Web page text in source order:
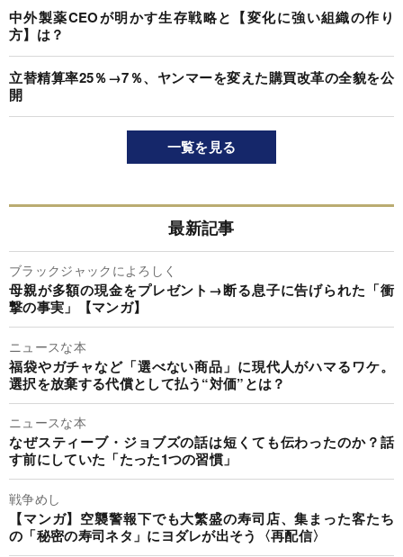
中外製薬CEOが明かす生存戦略と【変化に強い組織の作り
方】は？
立替精算率25％→7％、ヤンマーを変えた購買改革の全貌を公
開
一覧を見る
最新記事
ブラックジャックによろしく
母親が多額の現金をプレゼント→断る息子に告げられた「衝
撃の事実」【マンガ】
ニュースな本
福袋やガチャなど「選べない商品」に現代人がハマるワケ。
選択を放棄する代償として払う“対価”とは？
ニュースな本
なぜスティーブ・ジョブズの話は短くても伝わったのか？話
す前にしていた「たった1つの習慣」
戦争めし
【マンガ】空襲警報下でも大繁盛の寿司店、集まった客たち
の「秘密の寿司ネタ」にヨダレが出そう〈再配信〉